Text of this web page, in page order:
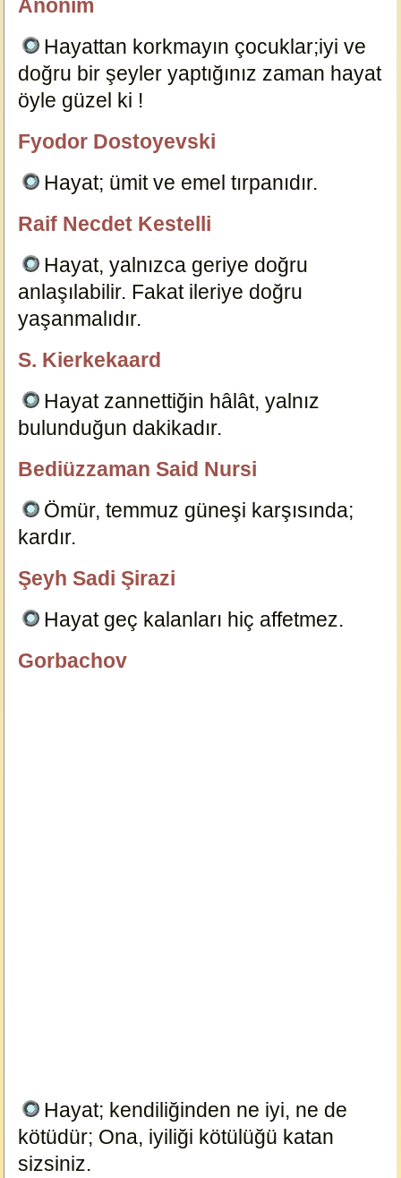
Anonim
Hayattan korkmayın çocuklar;iyi ve
doğru bir şeyler yaptığınız zaman hayat
öyle güzel ki !
Fyodor Dostoyevski
Hayat; ümit ve emel tırpanıdır.
Raif Necdet Kestelli
Hayat, yalnızca geriye doğru
anlaşılabilir. Fakat ileriye doğru
yaşanmalıdır.
S. Kierkekaard
Hayat zannettiğin hâlât, yalnız
bulunduğun dakikadır.
Bediüzzaman Said Nursi
Ömür, temmuz güneşi karşısında;
kardır.
Şeyh Sadi Şirazi
Hayat geç kalanları hiç affetmez.
Gorbachov
Hayat; kendiliğinden ne iyi, ne de
kötüdür; Ona, iyiliği kötülüğü katan
sizsiniz.